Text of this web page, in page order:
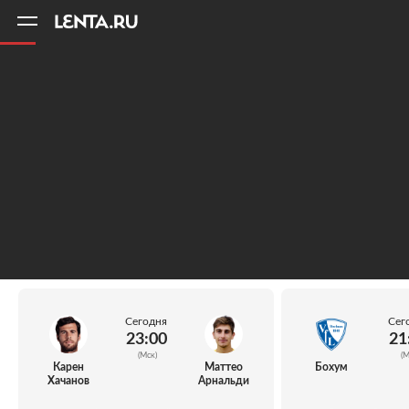
Карен
Хачанов
Сегодня
23:00
(Мск)
Маттео
Арнальди
Бохум